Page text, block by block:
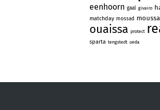
eenhoorn gaal givairo
matchday mossad moussa
ouaissa protect
sparta tengstedt ueda